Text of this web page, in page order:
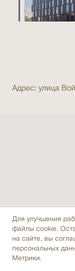
Для улучшения
файлы cookie.
на сайте, вы
персональных
Метрики.
Адрес: улица